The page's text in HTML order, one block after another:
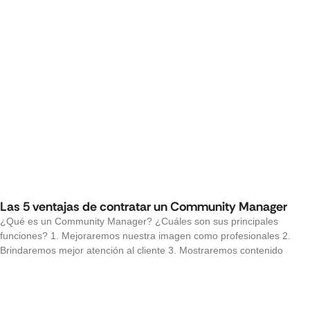
Las 5 ventajas de contratar un Community Manager
¿Qué es un Community Manager? ¿Cuáles son sus principales
funciones? 1. Mejoraremos nuestra imagen como profesionales 2.
Brindaremos mejor atención al cliente 3. Mostraremos contenido